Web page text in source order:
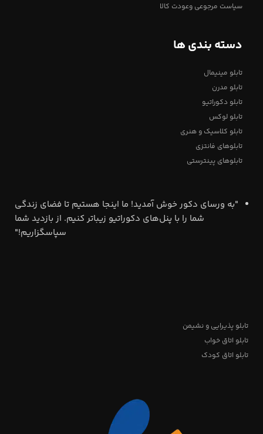
سیاست مرجوعی وعودت کالا
دسته بندی ها
تابلو مینیمال
تابلو مدرن
تابلو دکوراتیو
تابلو لوکس
تابلو کلاسیک و هنری
تابلوهای فانتزی
تابلوهای پینترستی
"به ورسای دکور خوش آمدید! ما اینجا هستیم تا فضای زندگی
شما را با پنل‌های دکوراتیو زیباتر کنیم. از بازدید شما
سپاسگزاریم!"
تابلو پذیرایی و نشیمن
تابلو اتاق خواب
تابلو اتاق کودک